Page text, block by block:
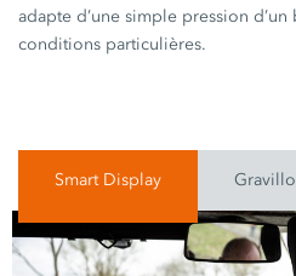
adapte d’une simple pression
conditions particulières.
Smart Display